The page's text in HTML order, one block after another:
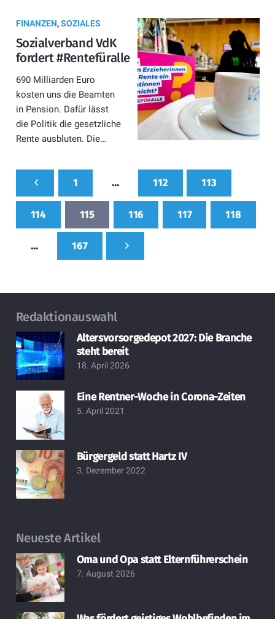
FINANZEN,SOZIALES
Sozialverband VdK
fordert #Rentefüralle
690 Milliarden Euro
kosten uns die Beamten
in Pension. Dafür lässt
die Politik die gesetzliche
Rente ausbluten. Die…
1 … 112 113
114 115 116 117 118
… 167
Redaktionauswahl
Altersvorsorgedepot 2027: Die Branche
steht bereit
18. April 2026
Eine Rentner-Woche in Corona-Zeiten
5. April 2021
Bürgergeld statt Hartz IV
3. Dezember 2022
Neueste Artikel
Oma und Opa statt Elternführerschein
7. August 2026